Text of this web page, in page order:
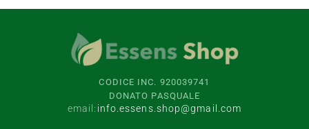
CODICE INC. 920039741
DONATO PASQUALE
email: info.essens.shop@gmail.com